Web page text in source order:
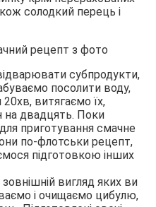
солодкий перець і
субпродукти,
посолити воду,
витягаємо їх,
двадцять. Поки
приготування смачне
по-флотськи рецепт,
підготовкою інших
вигляд яких ви
і очищаємо цибулю,